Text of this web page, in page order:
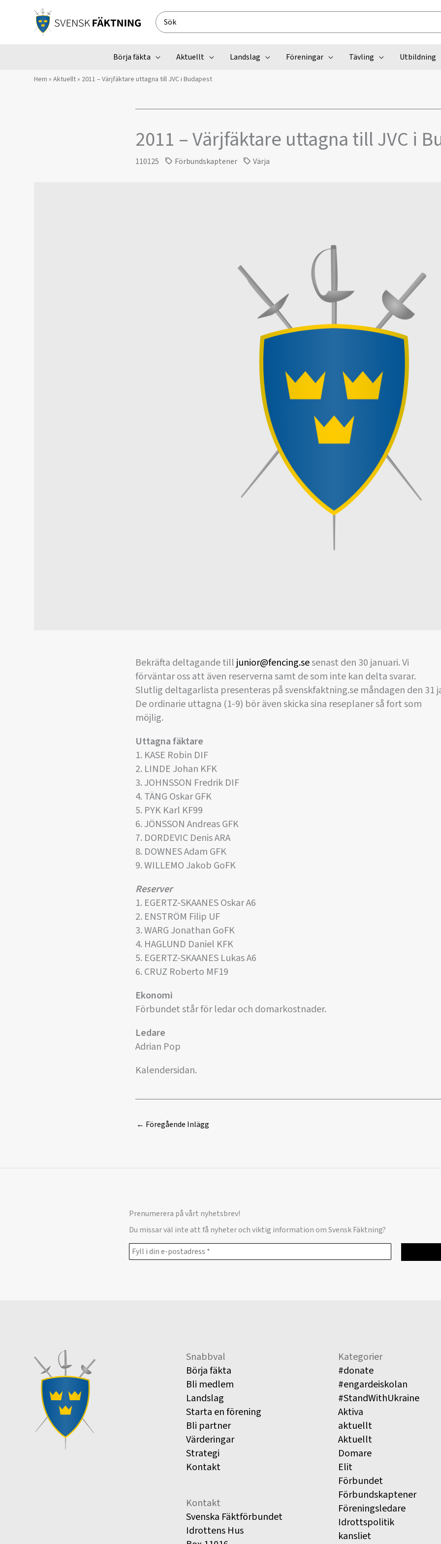
Search
for:
Börja fäkta Aktuellt Landslag Föreningar Tävling Utbildning
Hem » Aktuellt» 2011 – Värjfäktare uttagna till JVC i Budapest
2011 – Värjfäktare uttagna till JVC i
110125 Förbundskaptener Värja
Bekräfta deltagande till junior@fencing.sesenast den 30 januari. Vi
förväntar oss att även reserverna samt de som inte kan delta svarar.
Slutlig deltagarlista presenteras på svenskfaktning.se måndagen den 31
De ordinarie uttagna (1-9) bör även skicka sina reseplaner så fort som
möjlig.
Uttagna fäktare
1. KASE Robin DIF
2. LINDE Johan KFK
3. JOHNSSON Fredrik DIF
4. TÄNG Oskar GFK
5. PYK Karl KF99
6. JÖNSSON Andreas GFK
7. DORDEVIC Denis ARA
8. DOWNES Adam GFK
9. WILLEMO Jakob GoFK
Reserver
1. EGERTZ-SKAANES Oskar A6
2. ENSTRÖM Filip UF
3. WARG Jonathan GoFK
4. HAGLUND Daniel KFK
5. EGERTZ-SKAANES Lukas A6
6. CRUZ Roberto MF19
Ekonomi
Förbundet står för ledar och domarkostnader.
Ledare
Adrian Pop
Kalendersidan.
← Föregående Inlägg
Prenumerera på vårt nyhetsbrev!
Du missar väl inte att få nyheter och viktig information om Svensk Fäktning?
Snabbval
Börja fäkta
Bli medlem
Landslag
Starta en förening
Bli partner
Värderingar
Strategi
Kontakt
Kontakt
Svenska Fäktförbundet
Idrottens Hus
Kategorier
#donate
#engardeiskolan
#StandWithUkraine
Aktiva
aktuellt
Aktuellt
Domare
Elit
Förbundet
Förbundskaptener
Föreningsledare
Idrottspolitik
kansliet